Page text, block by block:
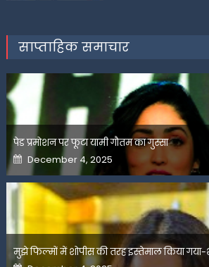
साप्ताहिक समाचार
पेड प्रमोशन पर फूटा यामी गौतम का गुस्सा
Posted
on
December 4, 2025
मुझे फिल्मों में शोपीस की तरह इस्तेमाल किया